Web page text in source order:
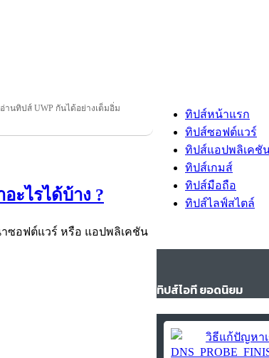
านทิปส์ UWP กันได้อย่างเต็มอิ่ม
ะไรได้บ้าง ?
าซอฟต์แวร์ หรือ แอปพลิเคชัน
ทิปส์หน้าแรก
ทิปส์ซอฟต์แวร์
ทิปส์แอปพลิเคชั
ทิปส์เกมส์
ทิปส์มือถือ
ทิปส์ไลฟ์สไตล์
ทิปส์ไอที ยอดนิยม